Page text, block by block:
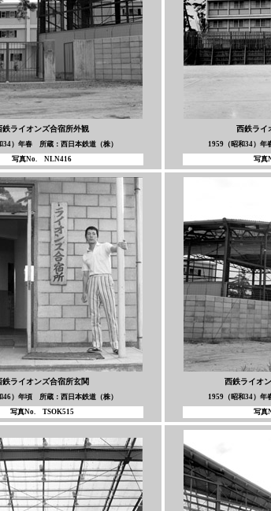
鉄ライオンズ合宿所外観
34）年春 所蔵：西日本鉄道（株）
写真No. NLN416
西鉄ライ
1959（昭和34）年
写真
鉄ライオンズ合宿所玄関
46）年頃 所蔵：西日本鉄道（株）
写真No. TSOK515
西鉄ライオ
1959（昭和34）年
写真